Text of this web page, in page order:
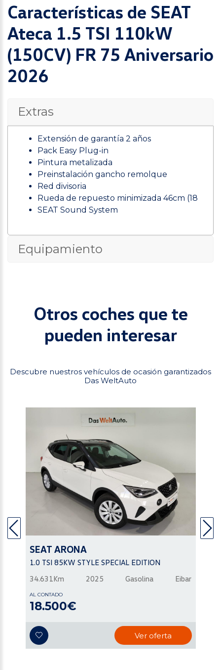
Características de SEAT
Ateca 1.5 TSI 110kW
(150CV) FR 75 Aniversario
2026
Extras
Extensión de garantía 2 años
Pack Easy Plug-in
Pintura metalizada
Preinstalación gancho remolque
Red divisoria
Rueda de repuesto minimizada 46cm (18
SEAT Sound System
Equipamiento
Otros coches que te
pueden interesar
Descubre nuestros vehículos de ocasión garantizados
Das WeltAuto
SEAT ARONA
1.0 TSI 85KW STYLE SPECIAL EDITION
34.631Km
2025 Gasolina Eibar
AL CONTADO
18.500€
Ver oferta